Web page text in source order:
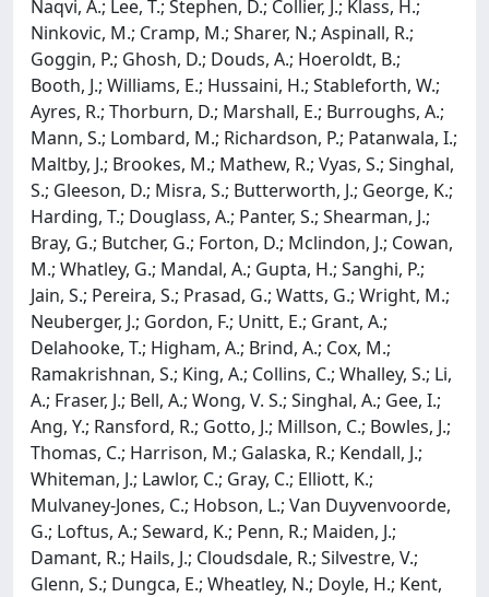
Naqvi, A.; Lee, T.; Stephen, D.; Collier, J.; Klass, H.;
Ninkovic, M.; Cramp, M.; Sharer, N.; Aspinall, R.;
Goggin, P.; Ghosh, D.; Douds, A.; Hoeroldt, B.;
Booth, J.; Williams, E.; Hussaini, H.; Stableforth, W.;
Ayres, R.; Thorburn, D.; Marshall, E.; Burroughs, A.;
Mann, S.; Lombard, M.; Richardson, P.; Patanwala, I.;
Maltby, J.; Brookes, M.; Mathew, R.; Vyas, S.; Singhal,
S.; Gleeson, D.; Misra, S.; Butterworth, J.; George, K.;
Harding, T.; Douglass, A.; Panter, S.; Shearman, J.;
Bray, G.; Butcher, G.; Forton, D.; Mclindon, J.; Cowan,
M.; Whatley, G.; Mandal, A.; Gupta, H.; Sanghi, P.;
Jain, S.; Pereira, S.; Prasad, G.; Watts, G.; Wright, M.;
Neuberger, J.; Gordon, F.; Unitt, E.; Grant, A.;
Delahooke, T.; Higham, A.; Brind, A.; Cox, M.;
Ramakrishnan, S.; King, A.; Collins, C.; Whalley, S.; Li,
A.; Fraser, J.; Bell, A.; Wong, V. S.; Singhal, A.; Gee, I.;
Ang, Y.; Ransford, R.; Gotto, J.; Millson, C.; Bowles, J.;
Thomas, C.; Harrison, M.; Galaska, R.; Kendall, J.;
Whiteman, J.; Lawlor, C.; Gray, C.; Elliott, K.;
Mulvaney-Jones, C.; Hobson, L.; Van Duyvenvoorde,
G.; Loftus, A.; Seward, K.; Penn, R.; Maiden, J.;
Damant, R.; Hails, J.; Cloudsdale, R.; Silvestre, V.;
Glenn, S.; Dungca, E.; Wheatley, N.; Doyle, H.; Kent,